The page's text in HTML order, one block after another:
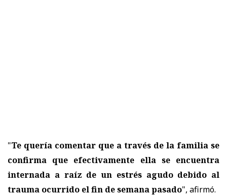
"Te quería comentar que a través de la familia se
confirma que efectivamente ella se encuentra
internada a raíz de un estrés agudo debido al
trauma ocurrido el fin de semana pasado", afirmó.